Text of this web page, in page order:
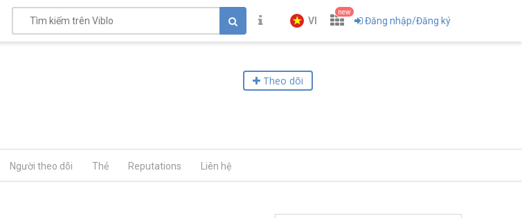
VI
new
Đăng nhập/Đăng ký
Theo dõi
Người theo dõi Thẻ Reputations Liên hệ